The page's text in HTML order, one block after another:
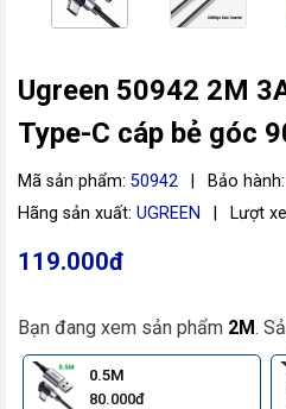
Ugreen 50942 2M
Type-C cáp bẻ góc
Mã sản phẩm: 50942 Bảo hành:
Hãng sản xuất: UGREEN Lượt
119.000đ
Bạn đang xem sản phẩm 2M.
0.5M
80.000đ